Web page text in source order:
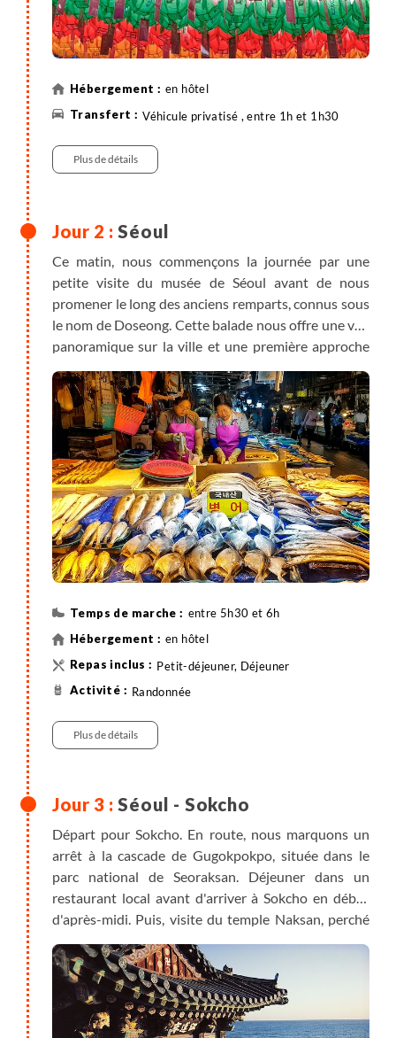
en hôtel
Véhicule privatisé , entre 1h et 1h30
Plus de détails
Séoul
Ce matin, nous commençons la journée par une
petite visite du musée de Séoul avant de nous
promener le long des anciens remparts, connus sous
le nom de Doseong. Cette balade nous offre une vue
panoramique sur la ville et une première approche
asiatique par excellence, Séoul est cependant une
ville agréable où il fait bon se promener à travers les
différents quartiers. Nous nous déplaçons ensuite
jusqu'au marché de Gwangjang et déjeunons dans
un restaurant local. Visite du marché, puis des
quartiers de Dongdaemun. En fin de journée, nous
prenons le métro jusqu'à Cheonggyecheon pour une
promenade le long de la rivière. Si le temps le
permet, première promenade dans les quartiers
traditionnels d'Insadong et Ikseondong, qui
petites boutiques (cette visite pourra également
être décalée au jour 2 ou au jour 13)
entre 5h30 et 6h
en hôtel
Petit-déjeuner, Déjeuner
Randonnée
Plus de détails
Séoul - Sokcho
Départ pour Sokcho. En route, nous marquons un
arrêt à la cascade de Gugokpokpo, située dans le
parc national de Seoraksan. Déjeuner dans un
restaurant local avant d'arriver à Sokcho en début
d'après-midi. Puis, visite du temple Naksan, perché
sur les flancs des montagnes et offrant une vue
magnifique sur la mer. Refuge de tranquillité et de
spiritualité, ce temple bouddhiste invite à la
contemplation. Retour à Sokcho pour le dîner puis
achat de notre pique-nique pour le lendemain.